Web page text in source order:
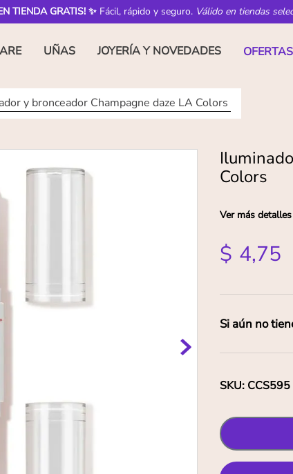
TIENDA GRATIS! ✨ Fácil, rápido y seguro. Válido en tiendas
UÑAS JOYERÍA Y NOVEDADES OFERTAS
y bronceador Champagne daze LA Colors
Colors
Ver más
$ 4,75
Si aún no
SKU: CCS595